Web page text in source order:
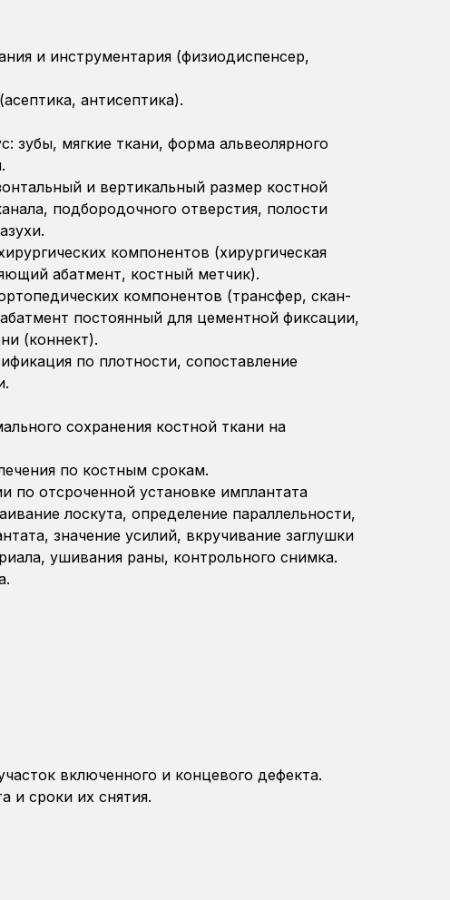
и инструментария (физиодиспенсер,
антисептика).
зубы, мягкие ткани, форма альвеолярного
и вертикальный размер костной
подбородочного отверстия, полости
компонентов (хирургическая
абатмент, костный метчик).
компонентов (трансфер, скан-
постоянный для цементной фиксации,
(коннект).
по плотности, сопоставление
сохранения костной ткани на
по костным срокам.
по отсроченной установке имплантата
лоскута, определение параллельности,
значение усилий, вкручивание заглушки
ушивания раны, контрольного снимка.
включенного и концевого дефекта.
и сроки их снятия.